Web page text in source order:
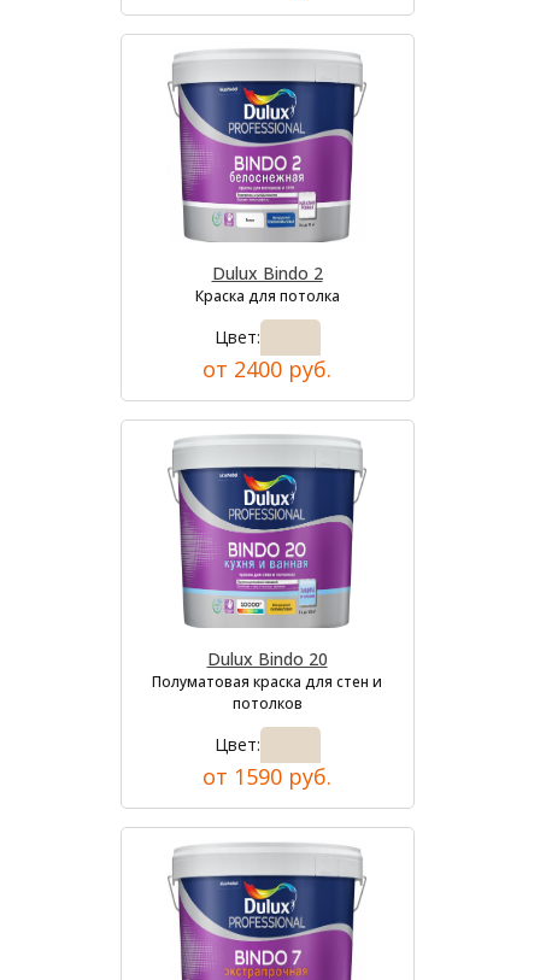
Dulux Bindo 2
Краска для потолка
Цвет:
от 2400 руб.
Dulux Bindo 20
Полуматовая краска для стен и
потолков
Цвет:
от 1590 руб.